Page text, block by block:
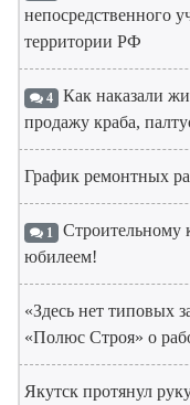
непосредственного
территории РФ
4 Как наказали
продажу краба,
График ремонтных
1 Строительному
юбилеем!
«Здесь нет типовых
«Полюс Строя» о
Якутск протянул